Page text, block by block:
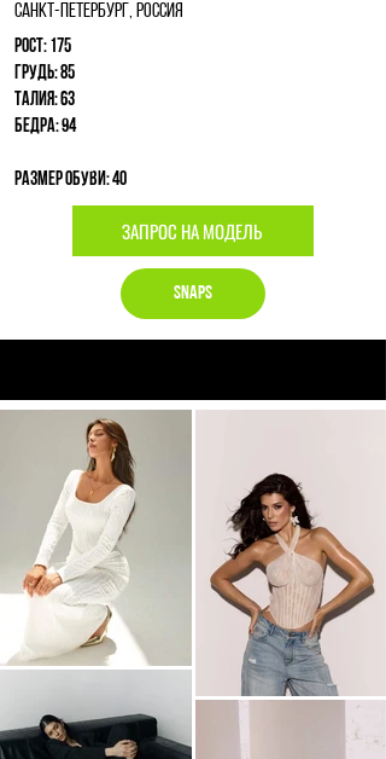
Санкт-Петербург, Россия
Рост: 175
Грудь: 85
Талия: 63
Бедра: 94
Размер обуви: 40
ЗАПРОС НА МОДЕЛЬ
Snaps